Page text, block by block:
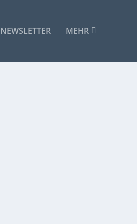
NEWSLETTER MEHR